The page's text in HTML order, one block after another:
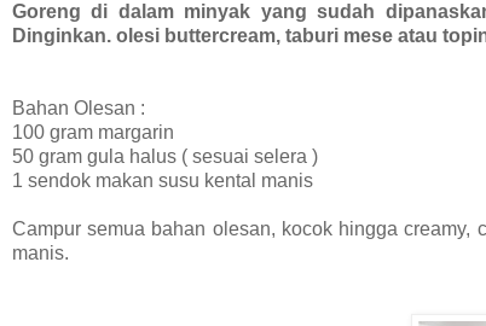
Goreng di dalam minyak yang sudah
Dinginkan. olesi buttercream, taburi mese atau
Bahan Olesan :
100 gram margarin
50 gram gula halus ( sesuai selera )
1 sendok makan susu kental manis
Campur semua bahan olesan, kocok hingga
manis.